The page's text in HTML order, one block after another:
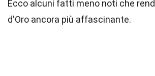
Ecco alcuni fatti meno noti che
d'Oro ancora più affascinante.